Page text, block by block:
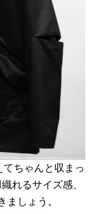
ちゃんと収まっ
れるサイズ感、
ましょう。